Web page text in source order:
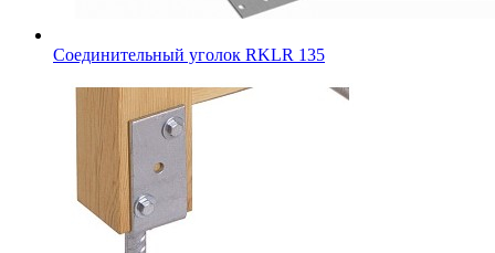
Соединительный уголок RKLR 135